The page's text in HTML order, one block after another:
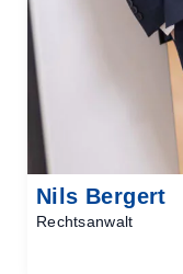
Nils Bergert
Rechtsanwalt